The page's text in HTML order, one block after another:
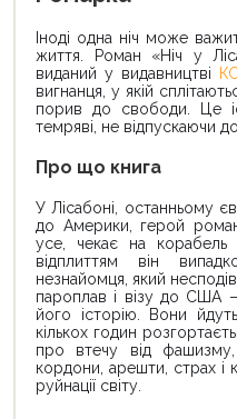
Іноді одна ніч може
життя. Роман «Ніч у
виданий у видавництві
вигнанця, у якій
порив до свободи. Це
темряві, не відпускаючи
Про що книга
У Лісабоні, останньому
до Америки, герой
усе, чекає на
відплиттям він
незнайомця, який
пароплав і візу до США
його історію. Вони
кількох годин
про втечу від фашизму,
кордони, арешти, страх і
руйнації світу.